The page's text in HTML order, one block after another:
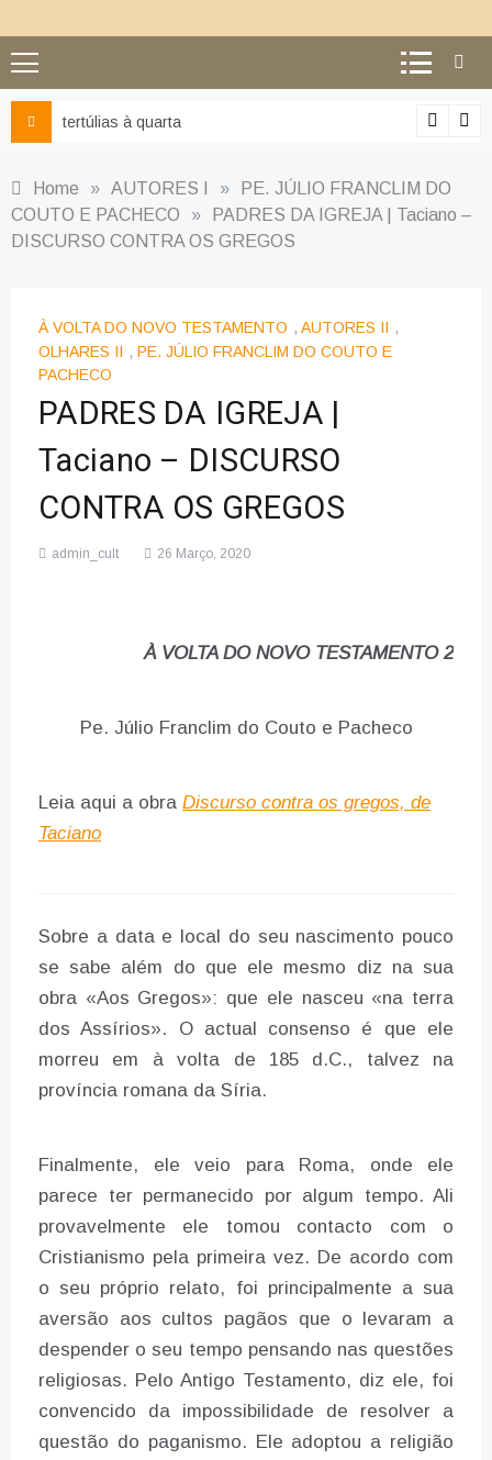
Ciência e religião: como superar o equívoco do conflito
Home » AUTORES I »
PE. JÚLIO FRANCLIM DO
COUTO E PACHECO
»
PADRES DA IGREJA | Taciano –
DISCURSO CONTRA OS GREGOS
À VOLTA DO NOVO TESTAMENTO , AUTORES II ,
OLHARES II , PE. JÚLIO FRANCLIM DO COUTO E
PACHECO
PADRES DA IGREJA |
Taciano – DISCURSO
CONTRA OS GREGOS
admin_cult 26 Março, 2020
À VOLTA DO NOVO TESTAMENTO 2
Pe. Júlio Franclim do Couto e Pacheco
Leia aqui a obra Discurso contra os gregos, de
Taciano
Sobre a data e local do seu nascimento pouco
se sabe além do que ele mesmo diz na sua
obra «Aos Gregos»: que ele nasceu «na terra
dos Assírios». O actual consenso é que ele
morreu em à volta de 185 d.C., talvez na
província romana da Síria.
Finalmente, ele veio para Roma, onde ele
parece ter permanecido por algum tempo. Ali
provavelmente ele tomou contacto com o
Cristianismo pela primeira vez. De acordo com
o seu próprio relato, foi principalmente a sua
aversão aos cultos pagãos que o levaram a
despender o seu tempo pensando nas questões
religiosas. Pelo Antigo Testamento, diz ele, foi
convencido da impossibilidade de resolver a
questão do paganismo. Ele adoptou a religião